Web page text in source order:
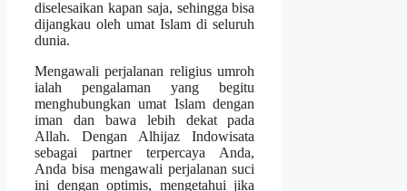
diselesaikan kapan saja, sehingga bisa
dijangkau oleh umat Islam di seluruh
dunia.
Mengawali perjalanan religius umroh
ialah pengalaman yang begitu
menghubungkan umat Islam dengan
iman dan bawa lebih dekat pada
Allah. Dengan Alhijaz Indowisata
sebagai partner terpercaya Anda,
Anda bisa mengawali perjalanan suci
ini dengan optimis, mengetahui jika